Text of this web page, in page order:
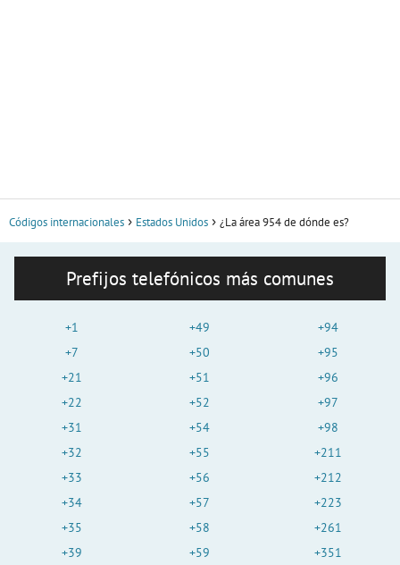
Códigos internacionales Estados Unidos ¿La área 954 de dónde es?
Prefijos telefónicos más comunes
+1
+7
+21
+22
+31
+32
+33
+34
+35
+39
+49
+50
+51
+52
+54
+55
+56
+57
+58
+59
+94
+95
+96
+97
+98
+211
+212
+223
+261
+351